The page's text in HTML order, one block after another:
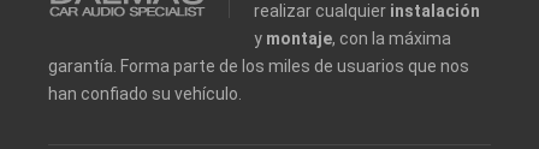
realizar cualquier instalación
y montaje, con la máxima
garantía. Forma parte de los miles de usuarios que nos
han confiado su vehículo.